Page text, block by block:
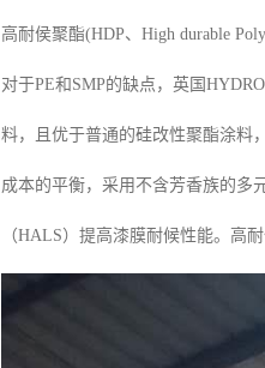
高耐侯聚酯(HDP、High durable
对于PE和SMP的缺点，英国
料，且优于普通的硅改性聚酯涂料
成本的平衡，采用不含芳香族的多
（HALS）提高漆膜耐候性能。高